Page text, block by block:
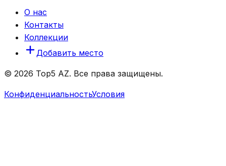
О нас
Контакты
Коллекции
Добавить место
© 2026 Top5 AZ. Все права защищены.
КонфиденциальностьУсловия